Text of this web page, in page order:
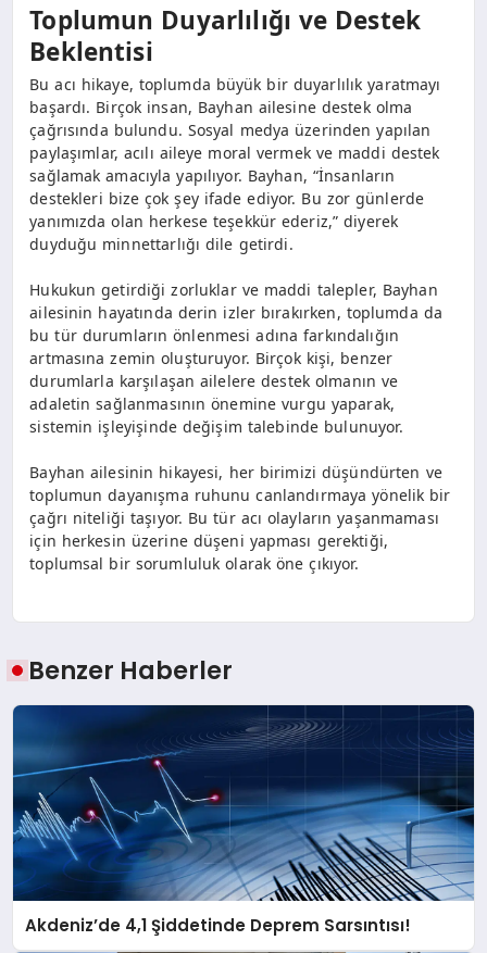
Toplumun Duyarlılığı ve Destek
Beklentisi
Bu acı hikaye, toplumda büyük bir duyarlılık yaratmayı
başardı. Birçok insan, Bayhan ailesine destek olma
çağrısında bulundu. Sosyal medya üzerinden yapılan
paylaşımlar, acılı aileye moral vermek ve maddi destek
sağlamak amacıyla yapılıyor. Bayhan, “İnsanların
destekleri bize çok şey ifade ediyor. Bu zor günlerde
yanımızda olan herkese teşekkür ederiz,” diyerek
duyduğu minnettarlığı dile getirdi.
Hukukun getirdiği zorluklar ve maddi talepler, Bayhan
ailesinin hayatında derin izler bırakırken, toplumda da
bu tür durumların önlenmesi adına farkındalığın
artmasına zemin oluşturuyor. Birçok kişi, benzer
durumlarla karşılaşan ailelere destek olmanın ve
adaletin sağlanmasının önemine vurgu yaparak,
sistemin işleyişinde değişim talebinde bulunuyor.
Bayhan ailesinin hikayesi, her birimizi düşündürten ve
toplumun dayanışma ruhunu canlandırmaya yönelik bir
çağrı niteliği taşıyor. Bu tür acı olayların yaşanmaması
için herkesin üzerine düşeni yapması gerektiği,
toplumsal bir sorumluluk olarak öne çıkıyor.
Benzer Haberler
Akdeniz’de 4,1 Şiddetinde Deprem Sarsıntısı!